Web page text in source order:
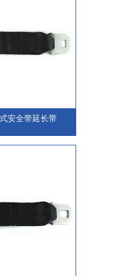
安全带延长带